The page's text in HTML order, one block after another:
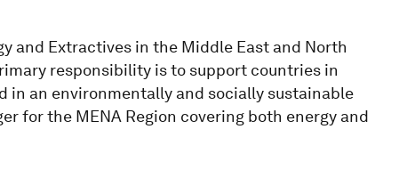
and Extractives in the Middle East and North
responsibility is to support countries in
in an environmentally and socially sustainable
for the MENA Region covering both energy and